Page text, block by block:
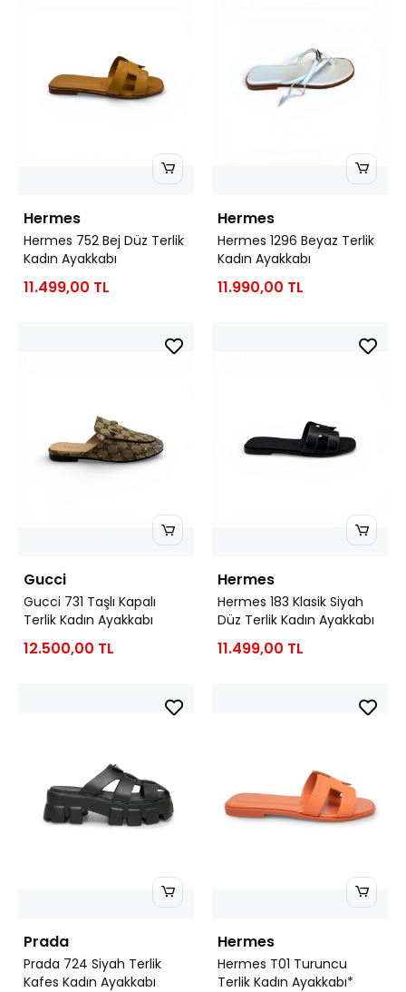
Hermes
Hermes 752 Bej Düz Terlik
Kadın Ayakkabı
11.499,00 TL
Hermes
Hermes 1296 Beyaz Terlik
Kadın Ayakkabı
11.990,00 TL
Gucci
Gucci 731 Taşlı Kapalı
Terlik Kadın Ayakkabı
12.500,00 TL
Hermes
Hermes 183 Klasik Siyah
Düz Terlik Kadın Ayakkabı
11.499,00 TL
Prada
Prada 724 Siyah Terlik
Kafes Kadın Ayakkabı
Hermes
Hermes T01 Turuncu
Terlik Kadın Ayakkabı*